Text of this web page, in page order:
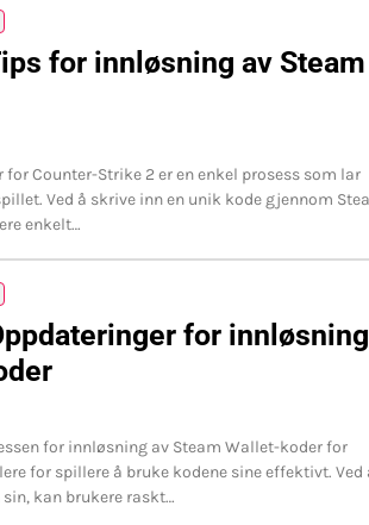
for innløsning av Steam
Counter-Strike 2 er en enkel prosess som lar
Ved å skrive inn en unik kode gjennom
enkelt…
for innløsning
for innløsning av Steam Wallet-koder for
for spillere å bruke kodene sine effektivt. Ved
kan brukere raskt…